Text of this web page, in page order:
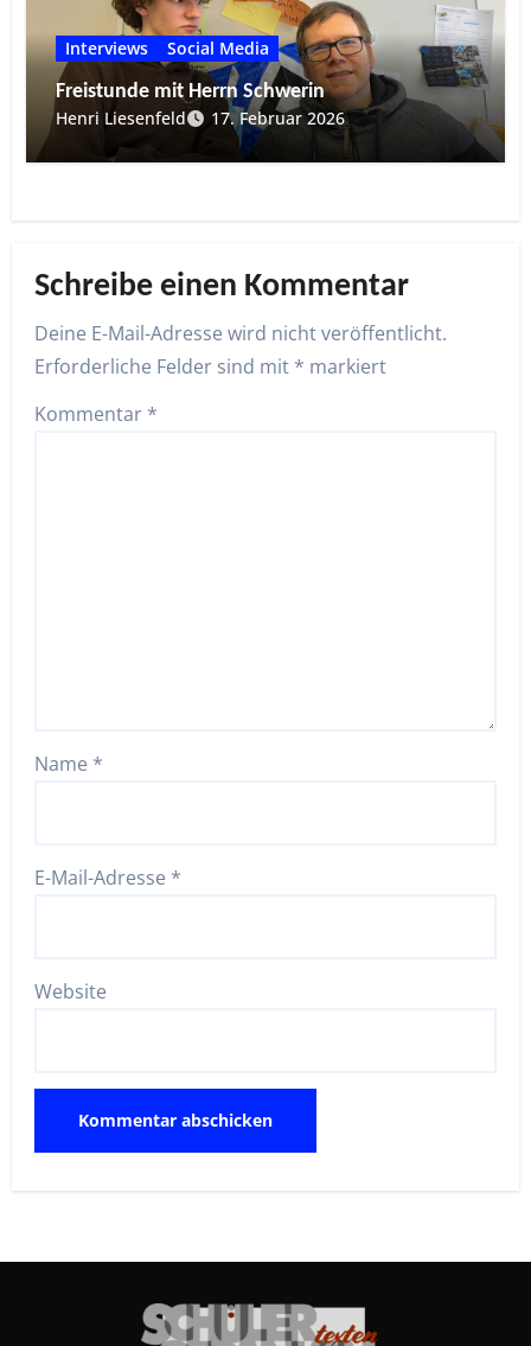
Interviews
Social Media
Freistunde mit Herrn Schwerin
Henri Liesenfeld
17. Februar 2026
Schreibe einen Kommentar
Deine E-Mail-Adresse wird nicht veröffentlicht.
Erforderliche Felder sind mit * markiert
Kommentar *
Name *
E-Mail-Adresse *
Website